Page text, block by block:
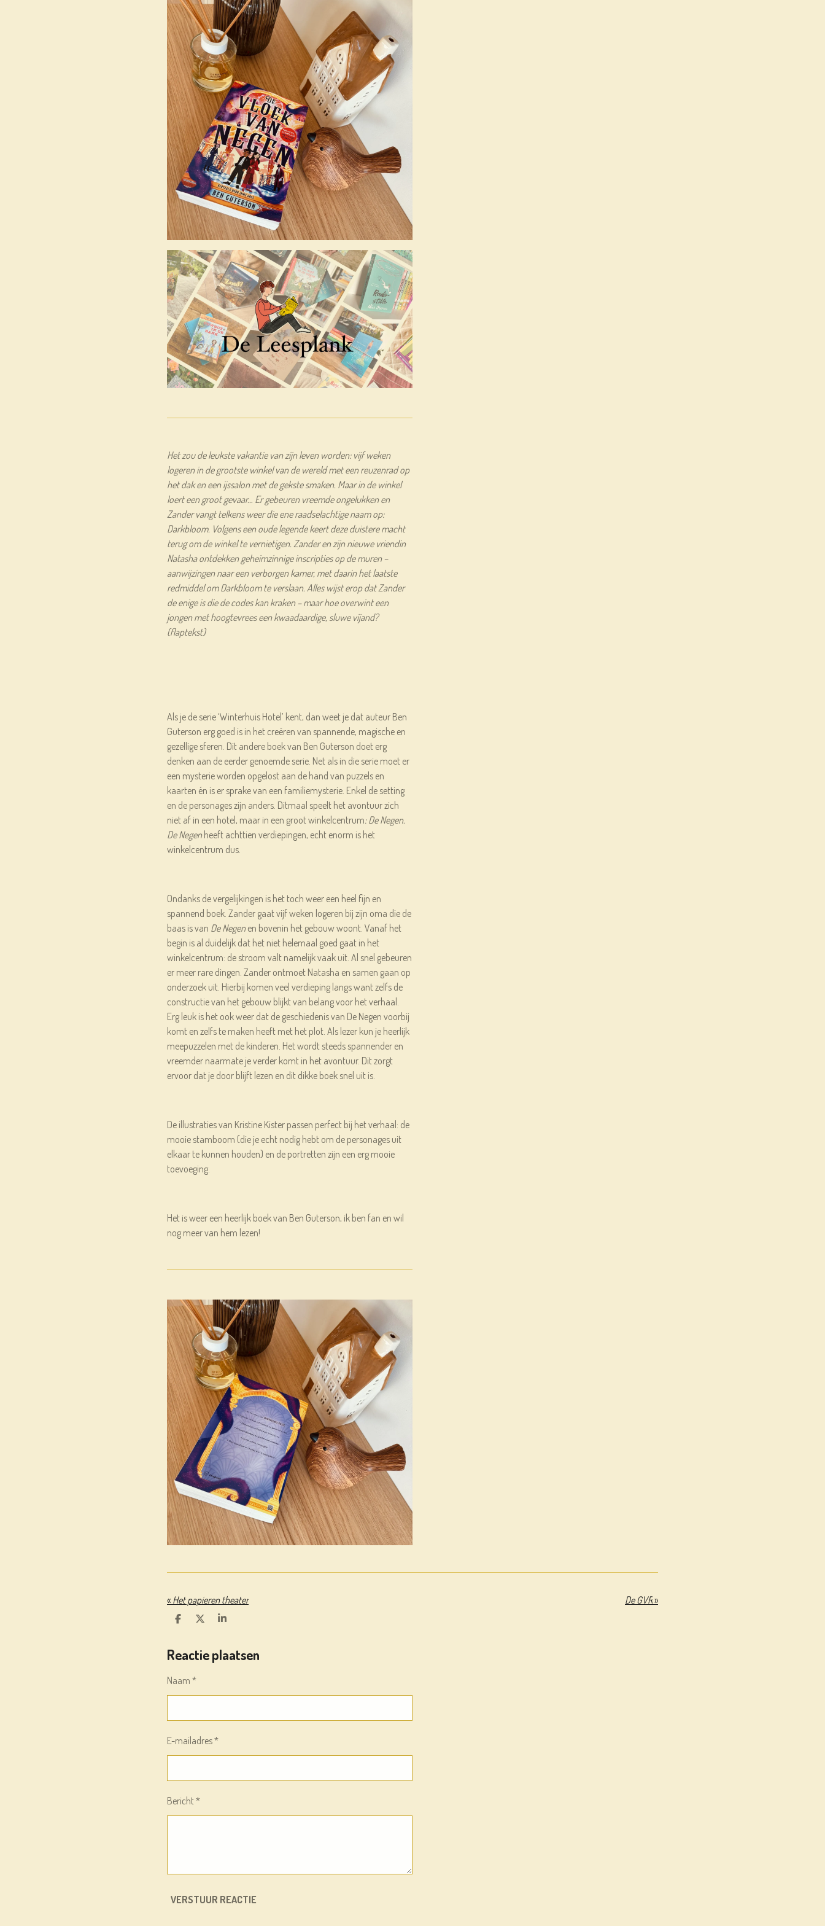
Het zou de leukste vakantie van zijn leven worden: vijf weken
logeren in de grootste winkel van de wereld met een reuzenrad op
het dak en een ijssalon met de gekste smaken. Maar in de winkel
loert een groot gevaar… Er gebeuren vreemde ongelukken en
Zander vangt telkens weer die ene raadselachtige naam op:
Darkbloom. Volgens een oude legende keert deze duistere macht
terug om de winkel te vernietigen. Zander en zijn nieuwe vriendin
Natasha ontdekken geheimzinnige inscripties op de muren –
aanwijzingen naar een verborgen kamer, met daarin het laatste
redmiddel om Darkbloom te verslaan. Alles wijst erop dat Zander
de enige is die de codes kan kraken – maar hoe overwint een
jongen met hoogtevrees een kwaadaardige, sluwe vijand?
(flaptekst)
Als je de serie ‘Winterhuis Hotel’ kent, dan weet je dat auteur Ben
Guterson erg goed is in het creëren van spannende, magische en
gezellige sferen. Dit andere boek van Ben Guterson doet erg
denken aan de eerder genoemde serie. Net als in die serie moet er
een mysterie worden opgelost aan de hand van puzzels en
kaarten én is er sprake van een familiemysterie. Enkel de setting
en de personages zijn anders. Ditmaal speelt het avontuur zich
niet af in een hotel, maar in een groot winkelcentrum: De Negen.
De Negenheeft achttien verdiepingen, echt enorm is het
winkelcentrum dus.
Ondanks de vergelijkingen is het toch weer een heel fijn en
spannend boek. Zander gaat vijf weken logeren bij zijn oma die de
baas is van De Negenen bovenin het gebouw woont. Vanaf het
begin is al duidelijk dat het niet helemaal goed gaat in het
winkelcentrum: de stroom valt namelijk vaak uit. Al snel gebeuren
er meer rare dingen. Zander ontmoet Natasha en samen gaan op
onderzoek uit. Hierbij komen veel verdieping langs want zelfs de
constructie van het gebouw blijkt van belang voor het verhaal.
Erg leuk is het ook weer dat de geschiedenis van De Negen voorbij
komt en zelfs te maken heeft met het plot. Als lezer kun je heerlijk
meepuzzelen met de kinderen. Het wordt steeds spannender en
vreemder naarmate je verder komt in het avontuur. Dit zorgt
ervoor dat je door blijft lezen en dit dikke boek snel uit is.
De illustraties van Kristine Kister passen perfect bij het verhaal: de
mooie stamboom (die je echt nodig hebt om de personages uit
elkaar te kunnen houden) en de portretten zijn een erg mooie
toevoeging.
Het is weer een heerlijk boek van Ben Guterson, ik ben fan en wil
nog meer van hem lezen!
« Het papieren theater De GVR»
D
E
N
D
L
S
R
E
Reactie plaatsen
Naam *
E-mailadres *
Bericht *
VERSTUUR REACTIE